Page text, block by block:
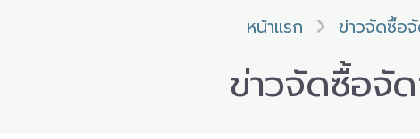
หน้าแรก ข่าวจัดซื้อ
ข่าวจัดซื้อจั